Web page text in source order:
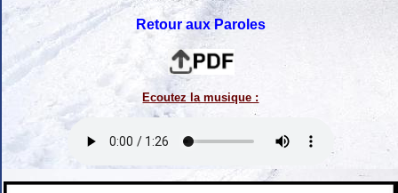
Retour aux Paroles
Ecoutez la musique :